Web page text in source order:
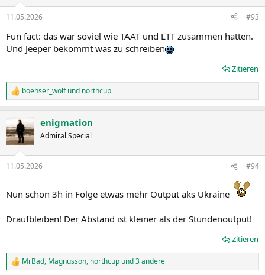
e
:
11.05.2026 #93
Fun fact: das war soviel wie TAAT und LTT zusammen hatten.
Und Jeeper bekommt was zu schreiben
Zitieren
R
e
t
i
e
boehser_wolfund northcup
enigmation
Admiral Special
11.05.2026 #94
Nun schon 3h in Folge etwas mehr Output aks Ukraine
Draufbleiben! Der Abstand ist kleiner als der Stundenoutput!
Zitieren
R
MrBad, Magnusson, northcup und 3 andere